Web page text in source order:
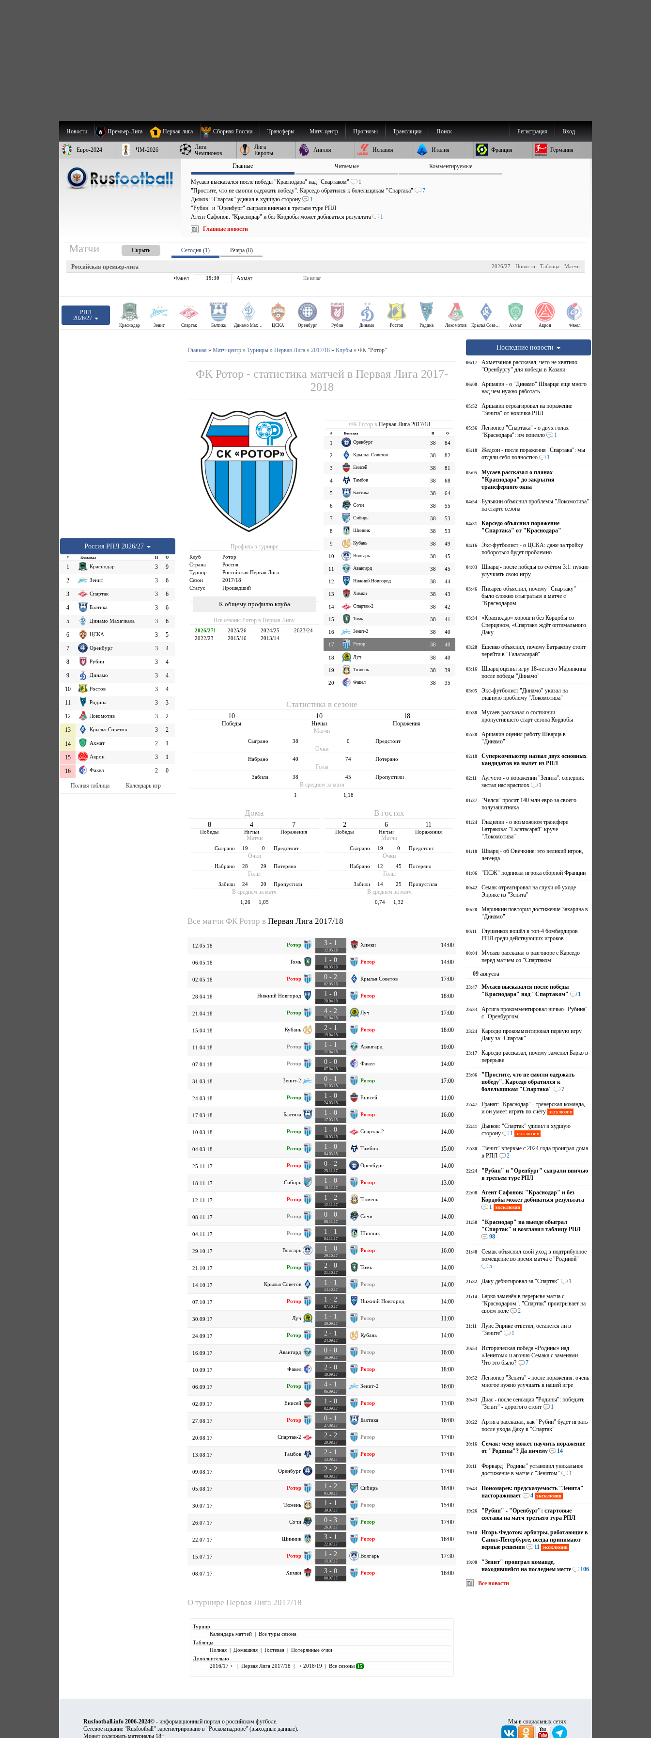
Новости Премьер-Лига Первая лига Сборная России Трансферы Матч-центр Прогнозы Трансляции Поиск Вход
Регистрация
Евро-2024 ЧМ-2026
Лига
Чемпионов
Лига
Европы
Англия Испания Италия Франция Германия
Главные Читаемые Комментируемые
Мусаев высказался после победы "Краснодара" над "Спартаком"
1
"Простите, что не смогли одержать победу". Карседо обратился к болельщикам "Спартака"
7
Дьяков: "Спартак" удивил в худшую сторону
1
"Рубин" и "Оренбург" сыграли вничью в третьем туре РПЛ
Агент Сафонов: "Краснодар" и без Кордобы может добиваться результата
1
Главные новости
Матчи Скрыть Сегодня (1) Вчера (8)
Российская премьер-лига Матчи
Таблица
Новости
2026/27
Факел 19:30 Ахмат Не начат
РПЛ
2026/27
Краснодар Зенит Спартак Балтика Динамо Махачкала ЦСКА Оренбург Рубин Динамо Ростов Родина Локомотив Крылья Советов Ахмат Акрон Факел
Россия РПЛ 2026/27
# Команда И О
1 Краснодар 3
9
2
Зенит 3
6
3
Спартак 3
6
4
Балтика 3
6
5
Динамо Махачкала 3
6
6
ЦСКА 3
5
7
Оренбург 3
4
8
Рубин 3
4
9
Динамо 3
4
10
Ростов 3
4
11
Родина 3
3
12
Локомотив 3
2
13
Крылья Советов 3 2
14 Ахмат 2 1
15 Акрон 3 1
16 Факел 2 0
Полная таблица Календарь игр
Главная » Матч-центр» Турниры» Первая Лига» 2017/18» Клубы» ФК "Ротор"
ФК Ротор - статистика матчей в Первая Лига 2017-
2018
Профиль в турнире
Клуб
Ротор
Страна
Россия
Турнир
Российская Первая Лига
Сезон
2017/18
Статус
Прошедший
К общему профилю клуба
Все сезоны Ротор в Первая Лига:
2026/27! 2025/26 2024/25
2023/24
2022/23
2015/16 2013/14
ФК Ротор в Первая Лига 2017/18
# Команда И О
1 Оренбург 38 84
2 Крылья Советов 38 82
3 Енисей 38 81
4 Тамбов 38 68
5 Балтика 38 64
6 Сочи 38 55
7 Сибирь 38 53
8 Шинник 38 53
9 Кубань 38 49
10 Волгарь 38 45
11 Авангард 38 45
12 Нижний Новгород 38 44
13 Химки 38 43
14 Спартак-2 38 42
15 Томь 38 41
16 Зенит-2 38 40
17 Ротор 38 40
18 Луч 38 40
19 Тюмень 38 39
20 Факел 38 35
Статистика в сезоне
10 10 18
Победы Ничьи
Поражения
Матчи
Cыграно 38 Предстоит
0
Очки
Набрано 40 Потеряно
74
Голы
Забили 38 Пропустили
45
В среднем за матч
1 1,18
Дома
8 4 7
Победы Ничьи Поражения
Матчи
Cыграно 19 Предстоит
0
Очки
Набрано
28
(70%)
Потеряно
29
Голы
Забили 24 Пропустили
20
В среднем за матч
1,26 1,05
В гостях
2 6 11
Победы Ничьи Поражения
Матчи
Cыграно 19 Предстоит
0
Очки
Набрано
12
(30%)
Потеряно
45
Голы
Забили 14 Пропустили
25
В среднем за матч
0,74 1,32
Все матчи ФК Ротор в Первая Лига 2017/18
12.05.18 Ротор 3 - 1
12.05.18
Химки 14:00
06.05.18 Томь 1 - 0
06.05.18
Ротор 14:00
02.05.18 Ротор 0 - 2
02.05.18
Крылья Советов 17:00
28.04.18 Нижний Новгород 1 - 0
28.04.18
Ротор 18:00
21.04.18 Ротор 4 - 2
21.04.18
Луч 17:00
15.04.18 Кубань 2 - 1
15.04.18
Ротор 18:00
11.04.18 Ротор 1 - 1
11.04.18
Авангард 19:00
07.04.18 Ротор 0 - 0
07.04.18
Факел 14:00
31.03.18 Зенит-2 0 - 1
31.03.18
Ротор 17:00
24.03.18 Ротор 1 - 0
24.03.18
Енисей 11:00
17.03.18 Балтика 1 - 0
17.03.18
Ротор 16:00
10.03.18 Ротор 1 - 0
10.03.18
Спартак-2 14:00
04.03.18 Ротор 1 - 0
04.03.18
Тамбов 15:00
25.11.17 Ротор 0 - 2
25.11.17
Оренбург 14:00
18.11.17 Сибирь 1 - 0
18.11.17
Ротор 13:00
12.11.17 Ротор 1 - 2
12.11.17
Тюмень 14:00
08.11.17 Ротор 0 - 0
08.11.17
Сочи 14:00
04.11.17 Ротор 1 - 1
04.11.17
Шинник 14:00
29.10.17 Волгарь 1 - 0
29.10.17
Ротор 16:00
21.10.17 Ротор 2 - 0
21.10.17
Томь 14:00
14.10.17 Крылья Советов 1 - 1
14.10.17
Ротор 14:00
07.10.17 Ротор 1 - 2
07.10.17
Нижний Новгород 14:00
30.09.17 Луч 1 - 1
30.09.17
Ротор 11:00
24.09.17 Ротор 2 - 1
24.09.17
Кубань 14:00
16.09.17 Авангард 0 - 0
16.09.17
Ротор 16:00
10.09.17 Факел 2 - 0
10.09.17
Ротор 18:00
06.09.17 Ротор 4 - 1
06.09.17
Зенит-2 16:00
02.09.17 Енисей 1 - 0
02.09.17
Ротор 13:00
27.08.17 Ротор 0 - 1
27.08.17
Балтика 16:00
20.08.17 Спартак-2 2 - 2
20.08.17
Ротор 17:00
13.08.17 Тамбов 2 - 1
13.08.17
Ротор 17:00
09.08.17 Оренбург 2 - 2
09.08.17
Ротор 17:00
05.08.17 Ротор 1 - 2
05.08.17
Сибирь 18:00
30.07.17 Тюмень 1 - 1
30.07.17
Ротор 15:00
26.07.17 Сочи 0 - 3
26.07.17
Ротор 17:00
22.07.17 Шинник 3 - 1
22.07.17
Ротор 16:00
15.07.17 Ротор 1 - 2
15.07.17
Волгарь 17:30
08.07.17 Химки 3 - 0
08.07.17
Ротор 16:00
О турнире Первая Лига 2017/18
Турнир
Календарь матчей| Все туры сезона
Таблицы
Полная| Домашняя| Гостевая| Потерянные очки
Дополнительно
2016/17 <
Первая Лига 2017/18 > 2018/19 Все сезоны 15
Последние новости
06:17
Ахметзянов рассказал, чего не хватило
"Оренбургу" для победы в Казани
06:08
Аршавин - о "Динамо" Шварца: еще много
над чем нужно работать
05:52
Аршавин отреагировал на поражение
"Зенита" от новичка РПЛ
05:36
Легионер "Спартака" - о двух голах
"Краснодара": им повезло
1
05:18
Жедсон - после поражения "Спартака": мы
отдали себя полностью
1
05:05
Мусаев рассказал о планах
"Краснодара" до закрытия
трансферного окна
04:54
Булыкин объяснил проблемы "Локомотива"
на старте сезона
04:31
Карседо объяснил поражение
"Спартака" от "Краснодара"
04:16
Экс-футболист - о ЦСКА: даже за тройку
побороться будет проблемно
04:03
Шварц - после победы со счётом 3:1: нужно
улучшать свою игру
03:46
Писарев объяснил, почему "Спартаку"
было сложно отыграться в матче с
"Краснодаром"
03:34
«Краснодар» хорош и без Кордобы со
Сперцяном, «Спартак» ждёт оптимального
Даку
03:28
Ещенко объяснил, почему Батракову стоит
перейти в "Галатасарай"
03:16
Шварц оценил игру 18-летнего Маринкина
после победы "Динамо"
03:05
Экс-футболист "Динамо" указал на
главную проблему "Локомотива"
02:38
Мусаев рассказал о состоянии
пропустившего старт сезона Кордобы
02:28
Аршавин оценил работу Шварца в
"Динамо"
02:18
Суперкомпьютер назвал двух основных
кандидатов на вылет из РПЛ
02:11
Аугусто - о поражении "Зенита": соперник
застал нас врасплох
1
01:37
"Челси" просит 140 млн евро за своего
полузащитника
01:24
Гладилин - о возможном трансфере
Батракова: "Галатасарай" круче
"Локомотива"
01:10
Шварц - об Овечкине: это великий игрок,
легенда
01:06 "ПСЖ" подписал игрока сборной Франции
00:42
Семак отреагировал на слухи об уходе
Энрике из "Зенита"
00:28
Маринкин повторил достижение Захаряна в
"Динамо"
00:11
Глушенков вошёл в топ-4 бомбардиров
РПЛ среди действующих игроков
00:04
Мусаев рассказал о разговоре с Карседо
перед матчем со "Спартаком"
09 августа
23:47
Мусаев высказался после победы
"Краснодара" над "Спартаком"
1
23:33
Артига прокомментировал ничью "Рубина"
с "Оренбургом"
23:24
Карседо прокомментировал первую игру
Даку за "Спартак"
23:17
Карседо рассказал, почему заменил Барко в
перерыве
23:06
"Простите, что не смогли одержать
победу". Карседо обратился к
болельщикам "Спартака"
7
22:47
Гранат: "Краснодар" - тренерская команда,
и он умеет играть по счёту эксклюзив
22:41
Дьяков: "Спартак" удивил в худшую
сторону
1 эксклюзив
22:30
"Зенит" впервые с 2024 года проиграл дома
в РПЛ
2
22:24
"Рубин" и "Оренбург" сыграли вничью
в третьем туре РПЛ
22:08
Агент Сафонов: "Краснодар" и без
Кордобы может добиваться результата
1 эксклюзив
21:58
"Краснодар" на выезде обыграл
"Спартак" и возглавил таблицу РПЛ
98
21:48
Семак объяснил свой уход в подтрибунное
помещение во время матча с "Родиной"
5
21:32 Даку дебютировал за "Спартак" 1
21:14
Барко заменён в перерыве матча с
"Краснодаром". "Спартак" проигрывает на
своём поле
2
21:11
Луис Энрике ответил, останется ли в
"Зените"
1
20:53
Историческая победа «Родины» над
«Зенитом» и агония Семака с заменами.
Что это было?
7
20:52
Легионер "Зенита" - после поражения: очень
многое нужно улучшать в нашей игре
20:43
Диас - после сенсации "Родины": победить
"Зенит" - дорогого стоит
1
20:22
Артига рассказал, как "Рубин" будет играть
после ухода Даку в "Спартак"
20:16
Семак: чему может научить поражение
от "Родины"? Да ничему
14
20:11
Форвард "Родины" установил уникальное
достижение в матче с "Зенитом"
1
19:43
Пономарев: предсказуемость "Зенита"
настораживает
4 эксклюзив
19:26
"Рубин" - "Оренбург": стартовые
составы на матч третьего тура РПЛ
19:10
Игорь Федотов: арбитры, работающие в
Санкт-Петербурге, всегда принимают
верные решения
11 эксклюзив
19:00
"Зенит" проиграл команде,
находившейся на последнем месте
106
Все новости
Rusfootball.info 2006-2024© - информационный портал о российском футболе.
Сетевое издание "Rusfootball" зарегистрировано в "Роскомнадзоре" (выходные данные).
Может содержать материалы 18+
Мы в социальных сетях: